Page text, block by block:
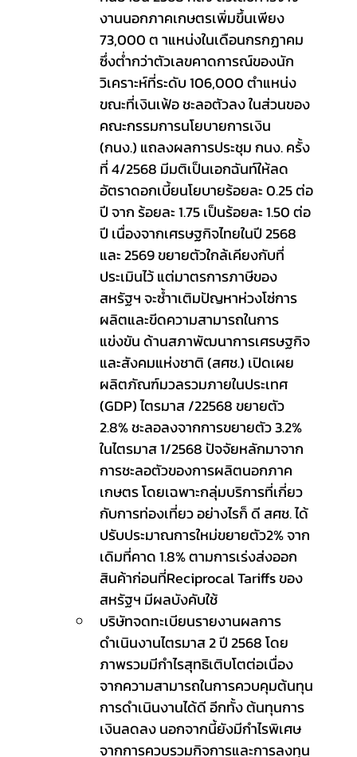
งานนอกภาคเกษตรเพิ่มขึ้นเพียง
73,000 ต าแหน่งในเดือนกรกฏาคม
ซึ่งต่ำกว่าตัวเลขคาดการณ์ของนัก
วิเคราะห์ที่ระดับ 106,000 ตำแหน่ง
ขณะที่เงินเฟ้อ ชะลอตัวลง ในส่วนของ
คณะกรรมการนโยบายการเงิน
(กนง.) แถลงผลการประชุม กนง. ครั้ง
ที่ 4/2568 มีมติเป็นเอกฉันท์ให้ลด
อัตราดอกเบี้ยนโยบายร้อยละ 0.25 ต่อ
ปี จาก ร้อยละ 1.75 เป็นร้อยละ 1.50 ต่อ
ปี เนื่องจากเศรษฐกิจไทยในปี 2568
และ 2569 ขยายตัวใกล้เคียงกับที่
ประเมินไว้ แต่มาตรการภาษีของ
สหรัฐฯ จะซ้ำาเติมปัญหาห่วงโซ่การ
ผลิตและขีดความสามารถในการ
แข่งขัน ด้านสภาพัฒนาการเศรษฐกิจ
และสังคมแห่งชาติ (สศช.) เปิดเผย
ผลิตภัณฑ์มวลรวมภายในประเทศ
(GDP) ไตรมาส /22568 ขยายตัว
2.8% ชะลอลงจากการขยายตัว 3.2%
ในไตรมาส 1/2568 ปัจจัยหลักมาจาก
การชะลอตัวของการผลิตนอกภาค
เกษตร โดยเฉพาะกลุ่มบริการที่เกี่ยว
กับการท่องเที่ยว อย่างไรก็ ดี สศช. ได้
ปรับประมาณการใหม่ขยายตัว2% จาก
เดิมที่คาด 1.8% ตามการเร่งส่งออก
สินค้าก่อนที่Reciprocal Tariffs ของ
สหรัฐฯ มีผลบังคับใช้
บริษัทจดทะเบียนรายงานผลการ
ดำเนินงานไตรมาส 2 ปี 2568 โดย
ภาพรวมมีกำไรสุทธิเติบโตต่อเนื่อง
จากความสามารถในการควบคุมต้นทุน
การดำเนินงานได้ดี อีกทั้ง ต้นทุนการ
เงินลดลง นอกจากนี้ยังมีกำไรพิเศษ
จากการควบรวมกิจการและการลงทุน